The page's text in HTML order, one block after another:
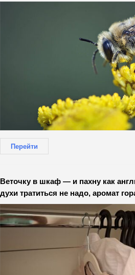
Перейти
Веточку в шкаф — и пахну как
духи тратиться не надо, аромат